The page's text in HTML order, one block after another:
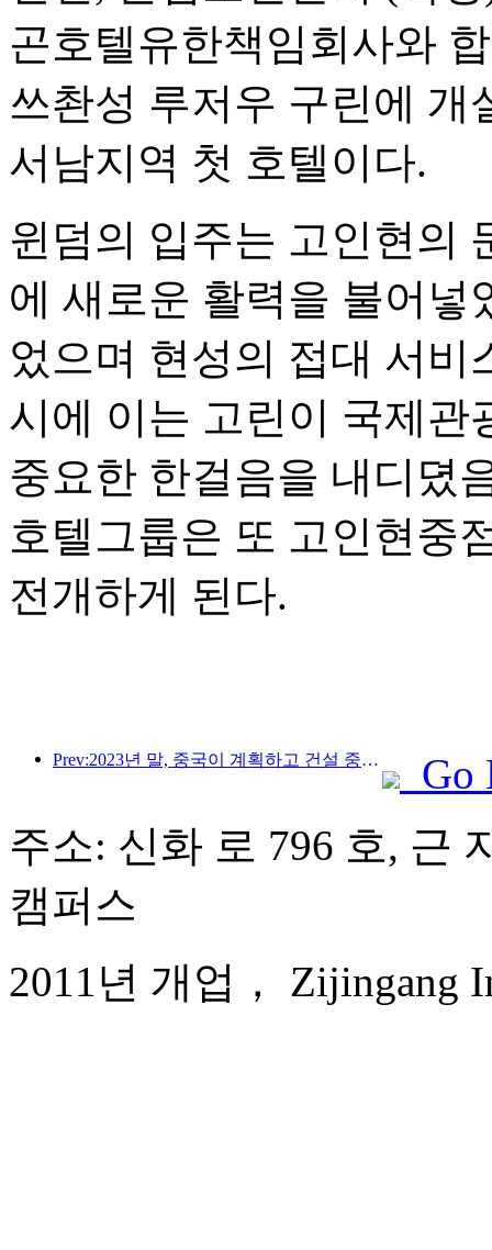
곤호텔유한책임회사와
쓰촨성 루저우 구린에 개
서남지역 첫 호텔이다.
윈덤의 입주는 고인현의
에 새로운 활력을 불어넣
었으며 현성의 접대 서비
시에 이는 고린이 국제관
중요한 한걸음을 내디뎠
호텔그룹은 또 고인현중
전개하게 된다.
Prev:2023년 말, 중국이 계획하고 건설 중인 호텔은 기록적인 프로젝트와 방 수로 끝난다
Go
주소: 신화 로 796 호, 근
캠퍼스
2011년 개업， Zijingang